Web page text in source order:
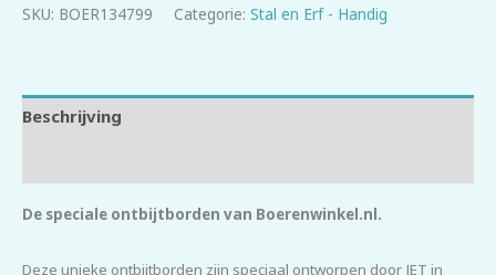
SKU: BOER134799 Categorie: Stal en Erf - Handig
Beschrijving
De speciale ontbijtborden van Boerenwinkel.nl.
Deze unieke ontbijtborden zijn speciaal ontworpen door JET in